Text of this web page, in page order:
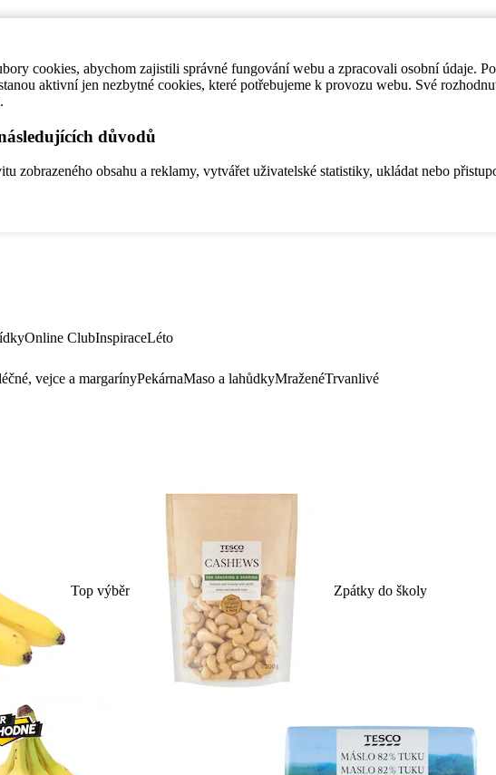
cookies, abychom zajistili správné fungování webu a zpracovali osobní údaje.
aktivní jen nezbytné cookies, které potřebujeme k provozu webu. Své
důvodů
zobrazeného obsahu a reklamy, vytvářet uživatelské statistiky, ukládat nebo
Online ClubInspiraceLéto
vejce a margarínyPekárnaMaso a lahůdkyMraženéTrvanlivé
Top výběr Zpátky do školy